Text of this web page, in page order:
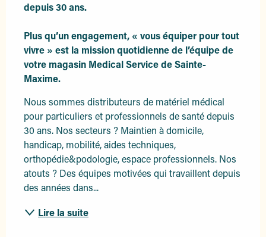
depuis 30 ans.
Plus qu’un engagement, « vous équiper pour tout
vivre » est la mission quotidienne de l’équipe de
votre magasin Medical Service de Sainte-
Maxime.
Nous sommes distributeurs de matériel médical
pour particuliers et professionnels de santé depuis
30 ans. Nos secteurs ? Maintien à domicile,
handicap, mobilité, aides techniques,
orthopédie&podologie, espace professionnels. Nos
atouts ? Des équipes motivées qui travaillent depuis
des années dans...
Lire la suite